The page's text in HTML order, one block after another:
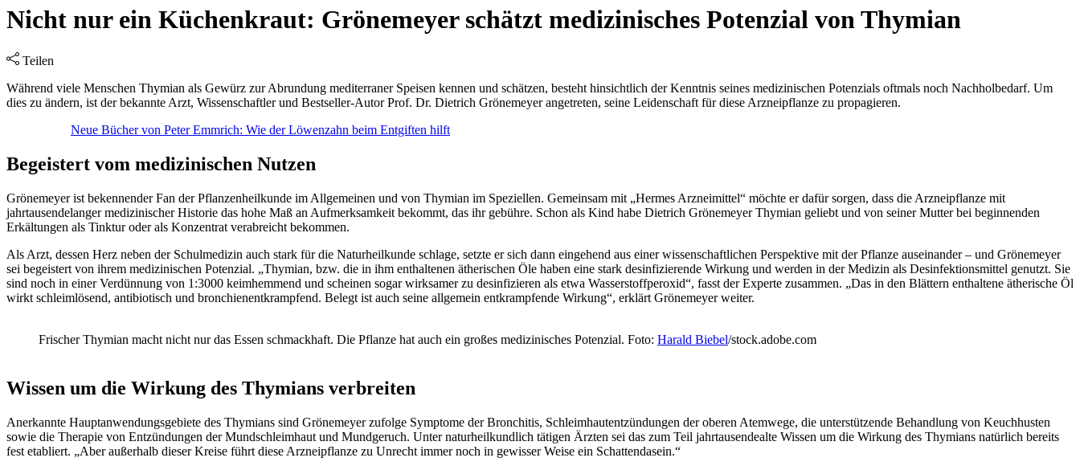
Nicht nur ein Küchenkraut: Grönemeyer schätzt medizinisches Potenzial von Thymian
Teilen
Während viele Menschen Thymian als Gewürz zur Abrundung mediterraner Speisen kennen und schätzen, besteht hinsichtlich der Kenntnis seines medizinischen Potenzials oftmals noch Nachholbedarf. Um
dies zu ändern, ist der bekannte Arzt, Wissenschaftler und Bestseller-Autor Prof. Dr. Dietrich Grönemeyer angetreten, seine Leidenschaft für diese Arzneipflanze zu propagieren.
Neue Bücher von Peter Emmrich: Wie der Löwenzahn beim Entgiften hilft
Begeistert vom medizinischen Nutzen
Grönemeyer ist bekennender Fan der Pflanzenheilkunde im Allgemeinen und von Thymian im Speziellen. Gemeinsam mit „Hermes Arzneimittel“ möchte er dafür sorgen, dass die Arzneipflanze mit
jahrtausendelanger medizinischer Historie das hohe Maß an Aufmerksamkeit bekommt, das ihr gebühre. Schon als Kind habe Dietrich Grönemeyer Thymian geliebt und von seiner Mutter bei beginnenden
Erkältungen als Tinktur oder als Konzentrat verabreicht bekommen.
Als Arzt, dessen Herz neben der Schulmedizin auch stark für die Naturheilkunde schlage, setzte er sich dann eingehend aus einer wissenschaftlichen Perspektive mit der Pflanze auseinander – und Grönemeyer
sei begeistert von ihrem medizinischen Potenzial. „Thymian, bzw. die in ihm enthaltenen ätherischen Öle haben eine stark desinfizierende Wirkung und werden in der Medizin als Desinfektionsmittel genutzt. Sie
sind noch in einer Verdünnung von 1:3000 keimhemmend und scheinen sogar wirksamer zu desinfizieren als etwa Wasserstoffperoxid“, fasst der Experte zusammen. „Das in den Blättern enthaltene ätherische Öl
wirkt schleimlösend, antibiotisch und bronchienentkrampfend. Belegt ist auch seine allgemein entkrampfende Wirkung“, erklärt Grönemeyer weiter.
Frischer Thymian macht nicht nur das Essen schmackhaft. Die Pflanze hat auch ein großes medizinisches Potenzial. Foto: Harald Biebel/stock.adobe.com
Wissen um die Wirkung des Thymians verbreiten
Anerkannte Hauptanwendungsgebiete des Thymians sind Grönemeyer zufolge Symptome der Bronchitis, Schleimhautentzündungen der oberen Atemwege, die unterstützende Behandlung von Keuchhusten
sowie die Therapie von Entzündungen der Mundschleimhaut und Mundgeruch. Unter naturheilkundlich tätigen Ärzten sei das zum Teil jahrtausendealte Wissen um die Wirkung des Thymians natürlich bereits
fest etabliert. „Aber außerhalb dieser Kreise führt diese Arzneipflanze zu Unrecht immer noch in gewisser Weise ein Schattendasein.“